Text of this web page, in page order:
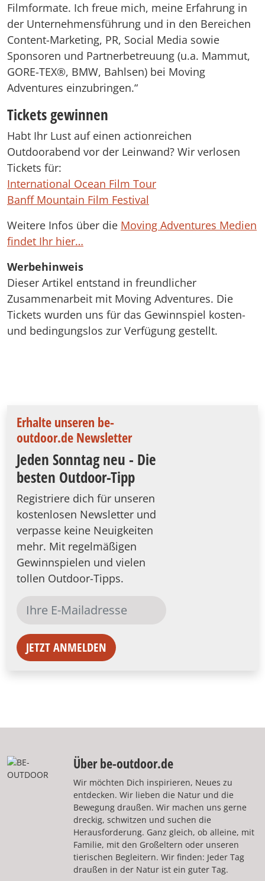
Filmformate. Ich freue mich, meine Erfahrung in
der Unternehmensführung und in den Bereichen
Content-Marketing, PR, Social Media sowie
Sponsoren und Partnerbetreuung (u.a. Mammut,
GORE-TEX®, BMW, Bahlsen) bei Moving
Adventures einzubringen.“
Tickets gewinnen
Habt Ihr Lust auf einen actionreichen
Outdoorabend vor der Leinwand? Wir verlosen
Tickets für:
International Ocean Film Tour
Banff Mountain Film Festival
Weitere Infos über die Moving Adventures Medien
findet Ihr hier…
Werbehinweis
Dieser Artikel entstand in freundlicher
Zusammenarbeit mit Moving Adventures. Die
Tickets wurden uns für das Gewinnspiel kosten-
und bedingungslos zur Verfügung gestellt.
Erhalte unseren be-
outdoor.de Newsletter
Jeden Sonntag neu - Die
besten Outdoor-Tipp
Registriere dich für unseren
kostenlosen Newsletter und
verpasse keine Neuigkeiten
mehr. Mit regelmäßigen
Gewinnspielen und vielen
tollen Outdoor-Tipps.
JETZT ANMELDEN
Über be-outdoor.de
Wir möchten Dich inspirieren, Neues zu
entdecken. Wir lieben die Natur und die
Bewegung draußen. Wir machen uns gerne
dreckig, schwitzen und suchen die
Herausforderung. Ganz gleich, ob alleine, mit
Familie, mit den Großeltern oder unseren
tierischen Begleitern. Wir finden: Jeder Tag
draußen in der Natur ist ein guter Tag.